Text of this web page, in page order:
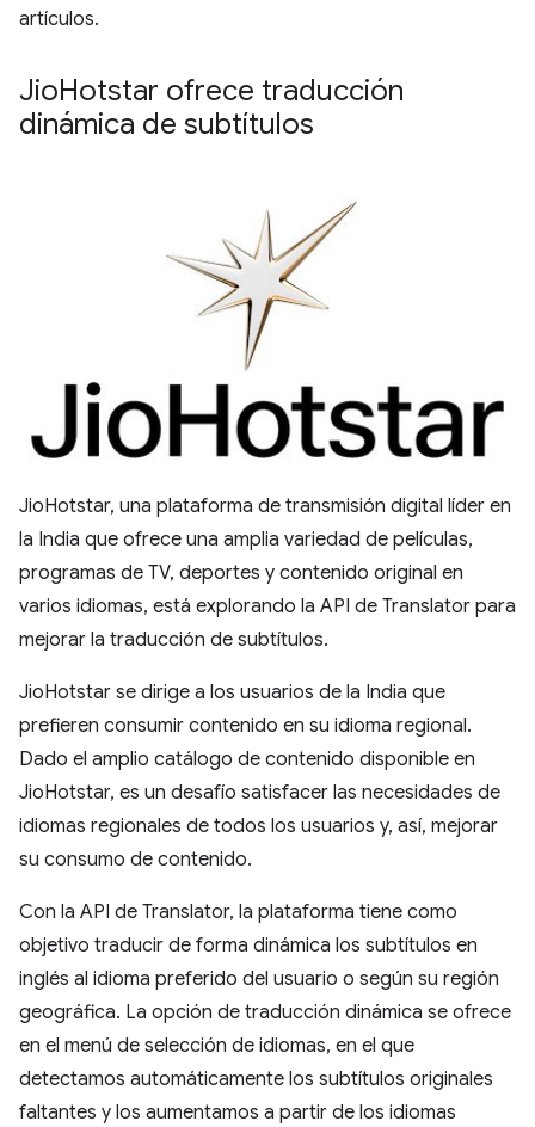
artículos.
JioHotstar ofrece traducción
dinámica de subtítulos
JioHotstar, una plataforma de transmisión digital líder en
la India que ofrece una amplia variedad de películas,
programas de TV, deportes y contenido original en
varios idiomas, está explorando la API de Translator para
mejorar la traducción de subtítulos.
JioHotstar se dirige a los usuarios de la India que
prefieren consumir contenido en su idioma regional.
Dado el amplio catálogo de contenido disponible en
JioHotstar, es un desafío satisfacer las necesidades de
idiomas regionales de todos los usuarios y, así, mejorar
su consumo de contenido.
Con la API de Translator, la plataforma tiene como
objetivo traducir de forma dinámica los subtítulos en
inglés al idioma preferido del usuario o según su región
geográfica. La opción de traducción dinámica se ofrece
en el menú de selección de idiomas, en el que
detectamos automáticamente los subtítulos originales
faltantes y los aumentamos a partir de los idiomas